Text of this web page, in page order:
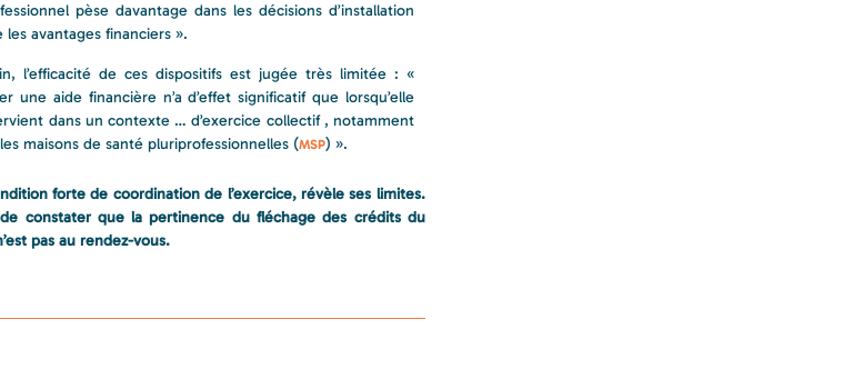
pèse davantage dans les décisions d’installation
les avantages financiers ».
l’efficacité de ces dispositifs est jugée très limitée : «
une aide financière n’a d’effet significatif que lorsqu’elle
dans un contexte … d’exercice collectif , notamment
maisons de santé pluriprofessionnelles (MSP) ».
forte de coordination de l’exercice, révèle ses limites.
constater que la pertinence du fléchage des crédits du
pas au rendez-vous.